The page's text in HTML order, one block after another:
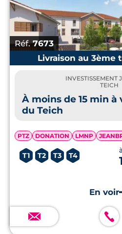
Réf.7673
Livraison au 3ème
INVESTISSEMENT
TEICH
À moins de 15 min à
du Teich
PTZ DONATION LMNP
T1 T2 T3 T4